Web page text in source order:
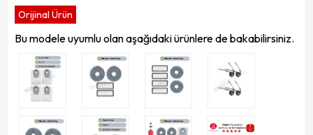
Orijinal Ürün
Bu modele uyumlu olan aşağıdaki ürünlere de bakabilirsiniz.